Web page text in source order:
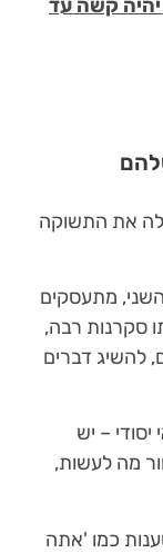
יהיה קשה עד
את התשוקה
מתעסקים
סקרנות רבה,
להשיג דברים
יסודי – יש
מה לעשות,
כמו 'אתה